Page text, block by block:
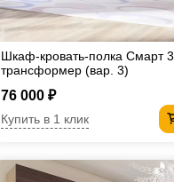
Шкаф-кровать-полка Смарт 3
трансформер (вар. 3)
76 000 ₽
Купить в 1 клик